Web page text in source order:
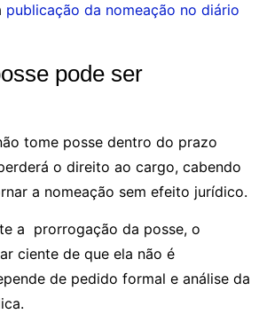
publicação da nomeação no diário
pode ser
tome posse dentro do prazo
o direito ao cargo, cabendo
a nomeação sem efeito jurídico.
a prorrogação da posse, o
ciente de que ela não é
de pedido formal e análise da